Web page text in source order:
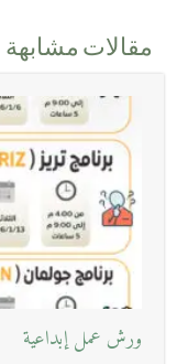
مقالات مشابهة
ورش عمل إبداعية